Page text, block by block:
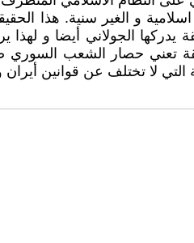
و الغير سنية. هذا
الجولاني أيضا و لهذا
تعني حصار الشعب
لا تختلف عن قوانين